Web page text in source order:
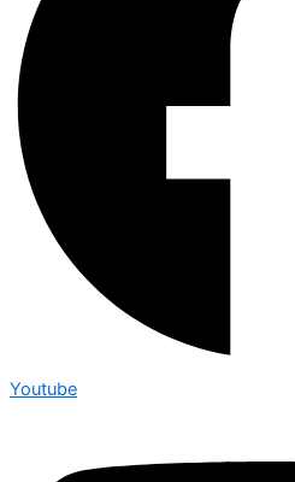
Youtube